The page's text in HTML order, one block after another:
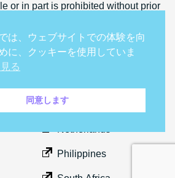
or in part is prohibited without prior
SITES
Middle East
Philippines
は、ウェブサイトでの体験を向
に、クッキーを使用していま
る
同意します